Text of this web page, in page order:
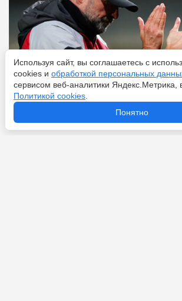
Используя сайт, вы соглашаетесь с
cookies и обработкой персональных
сервисом веб-аналитики Яндекс.Метрика,
Политикой cookies
Понятно